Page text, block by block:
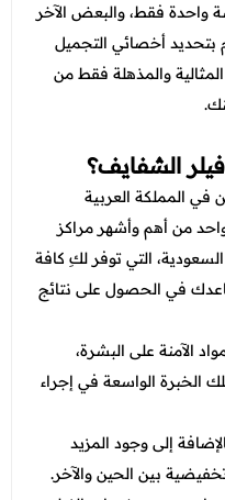
فقط، والبعض الآخر
أخصائي التجميل
والمذهلة فقط من
الشفايف؟
المملكة العربية
من أهم وأشهر مراكز
التي توفر لكِ كافة
في الحصول على نتائج
الآمنة على البشرة،
الخبرة الواسعة في إجراء
إلى وجود المزيد
بين الحين والآخر.